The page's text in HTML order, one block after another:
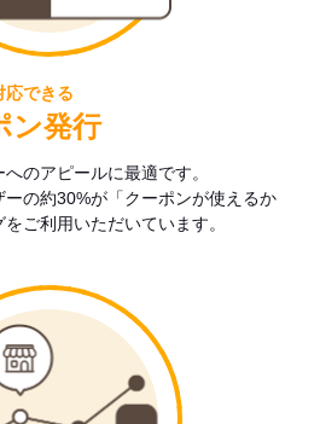
応できる
ン発行
のアピールに最適です。
の約30%が「クーポンが使えるか
ご利用いただいています。